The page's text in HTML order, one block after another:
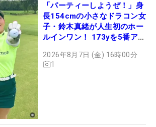
「パーティーしようぜ！」身
長154cmの小さなドラコン女
子・鈴木真緒が人生初のホー
ルインワン！ 173yを5番アイ
2026年8月7日 (金) 16時00分
1